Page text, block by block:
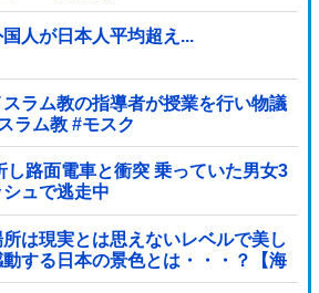
国人が日本人平均超え...
ラム教の指導者が授業を行い物議
#大阪 #イスラム教 #モスク
し路面電車と衝突 乗っていた男女3
ュで逃走中
は現実とは思えないレベルで美し
する日本の景色とは・・・？【海